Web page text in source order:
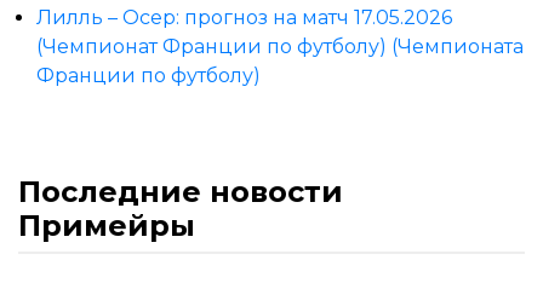
Лилль – Осер: прогноз на матч 17.05.2026
(Чемпионат Франции по футболу) (Чемпионата
Франции по футболу)
Последние новости
Примейры